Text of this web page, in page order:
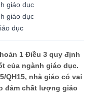
giáo dục
giáo dục
dục
1 Điều 3 quy định
của ngành giáo dục.
QH15, nhà giáo có vai
đảm chất lượng giáo